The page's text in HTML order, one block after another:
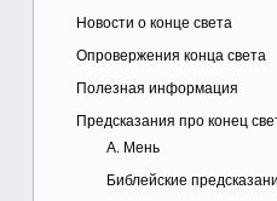
Новости о конце света
Опровержения конца света
Полезная информация
Предсказания про конец
А. Мень
Библейские